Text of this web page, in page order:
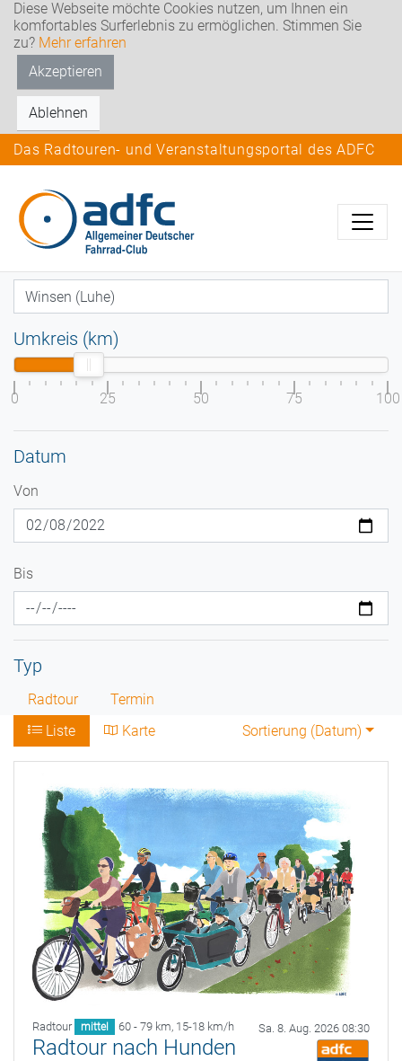
Diese Webseite möchte Cookies nutzen, um Ihnen ein
komfortables Surferlebnis zu ermöglichen. Stimmen Sie
zu? Mehr erfahren
Akzeptieren
Ablehnen
Das Radtouren- und Veranstaltungsportal des ADFC
Umkreis (km)
0 25 50 75 100
Datum
Von
Bis
Typ
Radtour
Termin
Liste
Karte Sortierung (Datum)
Radtour mittel 60 - 79 km, 15-18 km/h Sa. 8. Aug. 2026 08:30
Radtour nach Hunden